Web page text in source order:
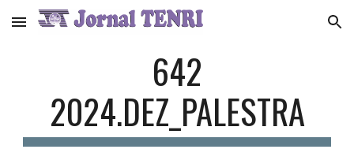
Skip to main content Skip to navigation
642
2024.DEZ_ PALESTRA